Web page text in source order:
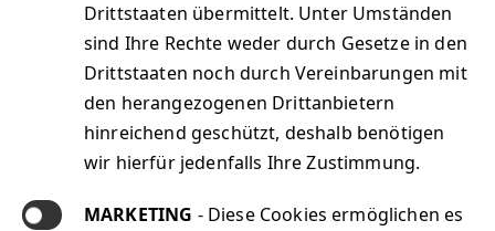
Drittstaaten übermittelt. Unter Umständen
sind Ihre Rechte weder durch Gesetze in den
Drittstaaten noch durch Vereinbarungen mit
den herangezogenen Drittanbietern
hinreichend geschützt, deshalb benötigen
wir hierfür jedenfalls Ihre Zustimmung.
MARKETING - Diese Cookies ermöglichen es